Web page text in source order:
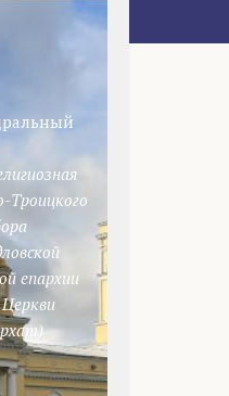
Троицкого
епархии